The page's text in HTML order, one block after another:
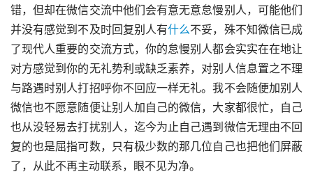
错，但却在微信交流中他们会有意无意怠慢别人，可能他们
并没有感觉到不及时回复别人有什么不妥，殊不知微信已成
了现代人重要的交流方式，你的怠慢别人都会实实在在地让
对方感觉到你的无礼势利或缺乏素养，对别人信息置之不理
与路遇时别人打招呼你不回应一样无礼。我不会随便加别人
微信也不愿意随便让别人加自己的微信，大家都很忙，自己
也从没轻易去打扰别人，迄今为止自己遇到微信无理由不回
复的也是屈指可数，只有极少数的那几位自己也把他们屏蔽
了，从此不再主动联系，眼不见为净。